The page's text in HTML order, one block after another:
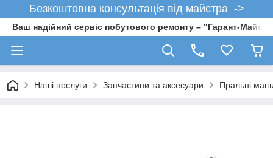
Безкоштовна консультація від майстра ->
Ваш надійний сервіс побутового ремонту – "Гарант-
Наші послуги Запчастини та аксесуари Пральні